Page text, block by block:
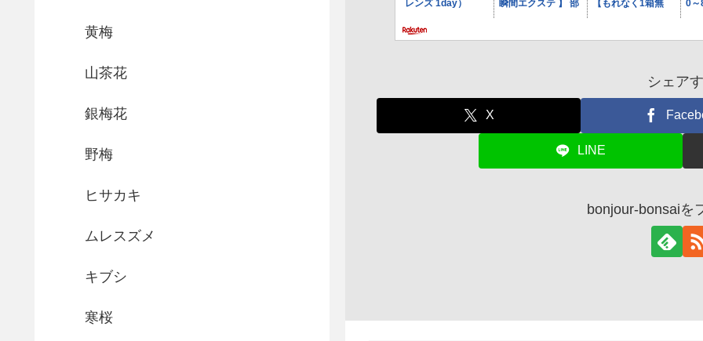
シェア
X
LINE
bonjour-bonsaiを
黄梅
山茶花
銀梅花
野梅
ヒサカキ
ムレスズメ
キブシ
寒桜